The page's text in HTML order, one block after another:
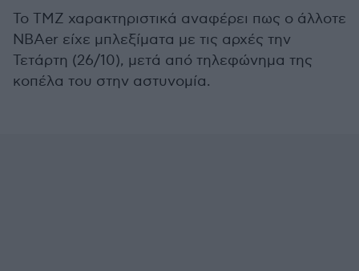
Το TMΖ χαρακτηριστικά αναφέρει πως ο άλλοτε
ΝΒΑer είχε μπλεξίματα με τις αρχές την
Τετάρτη (26/10), μετά από τηλεφώνημα της
κοπέλα του στην αστυνομία.